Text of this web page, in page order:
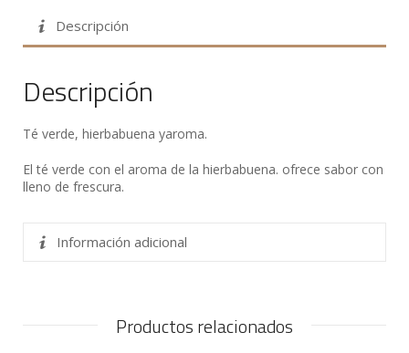
Descripción
Descripción
Té verde, hierbabuena yaroma.
El té verde con el aroma de la hierbabuena. ofrece sabor con
lleno de frescura.
Información adicional
Productos relacionados